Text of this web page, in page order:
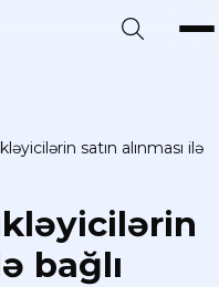
satın alınması ilə
bağlı